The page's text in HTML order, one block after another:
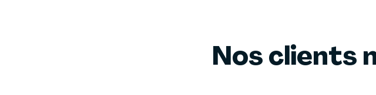
Nos clients